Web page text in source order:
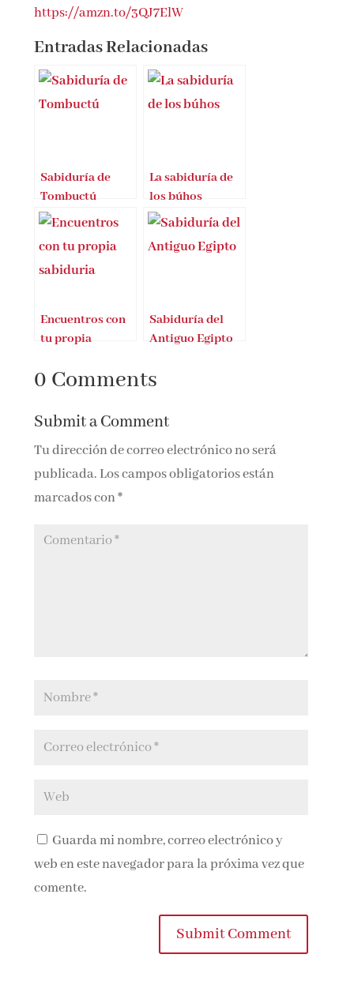
https://amzn.to/3QJ7ElW
Entradas Relacionadas
Sabiduría de
Tombuctú
La sabiduría de
los búhos
Encuentros con
tu propia
Sabiduría del
Antiguo Egipto
0 Comments
Submit a Comment
Tu dirección de correo electrónico no será
publicada. Los campos obligatorios están
marcados con*
Guarda mi nombre, correo electrónico y
web en este navegador para la próxima vez que
comente.
Submit Comment